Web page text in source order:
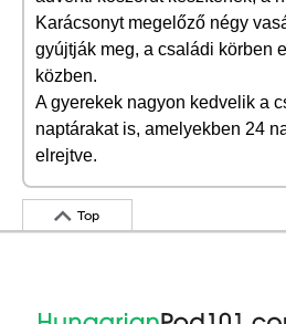
Karácsonyt megelőző négy
gyújtják meg, a családi körben
közben.
A gyerekek nagyon kedvelik a
naptárakat is, amelyekben 24
elrejtve.
Top